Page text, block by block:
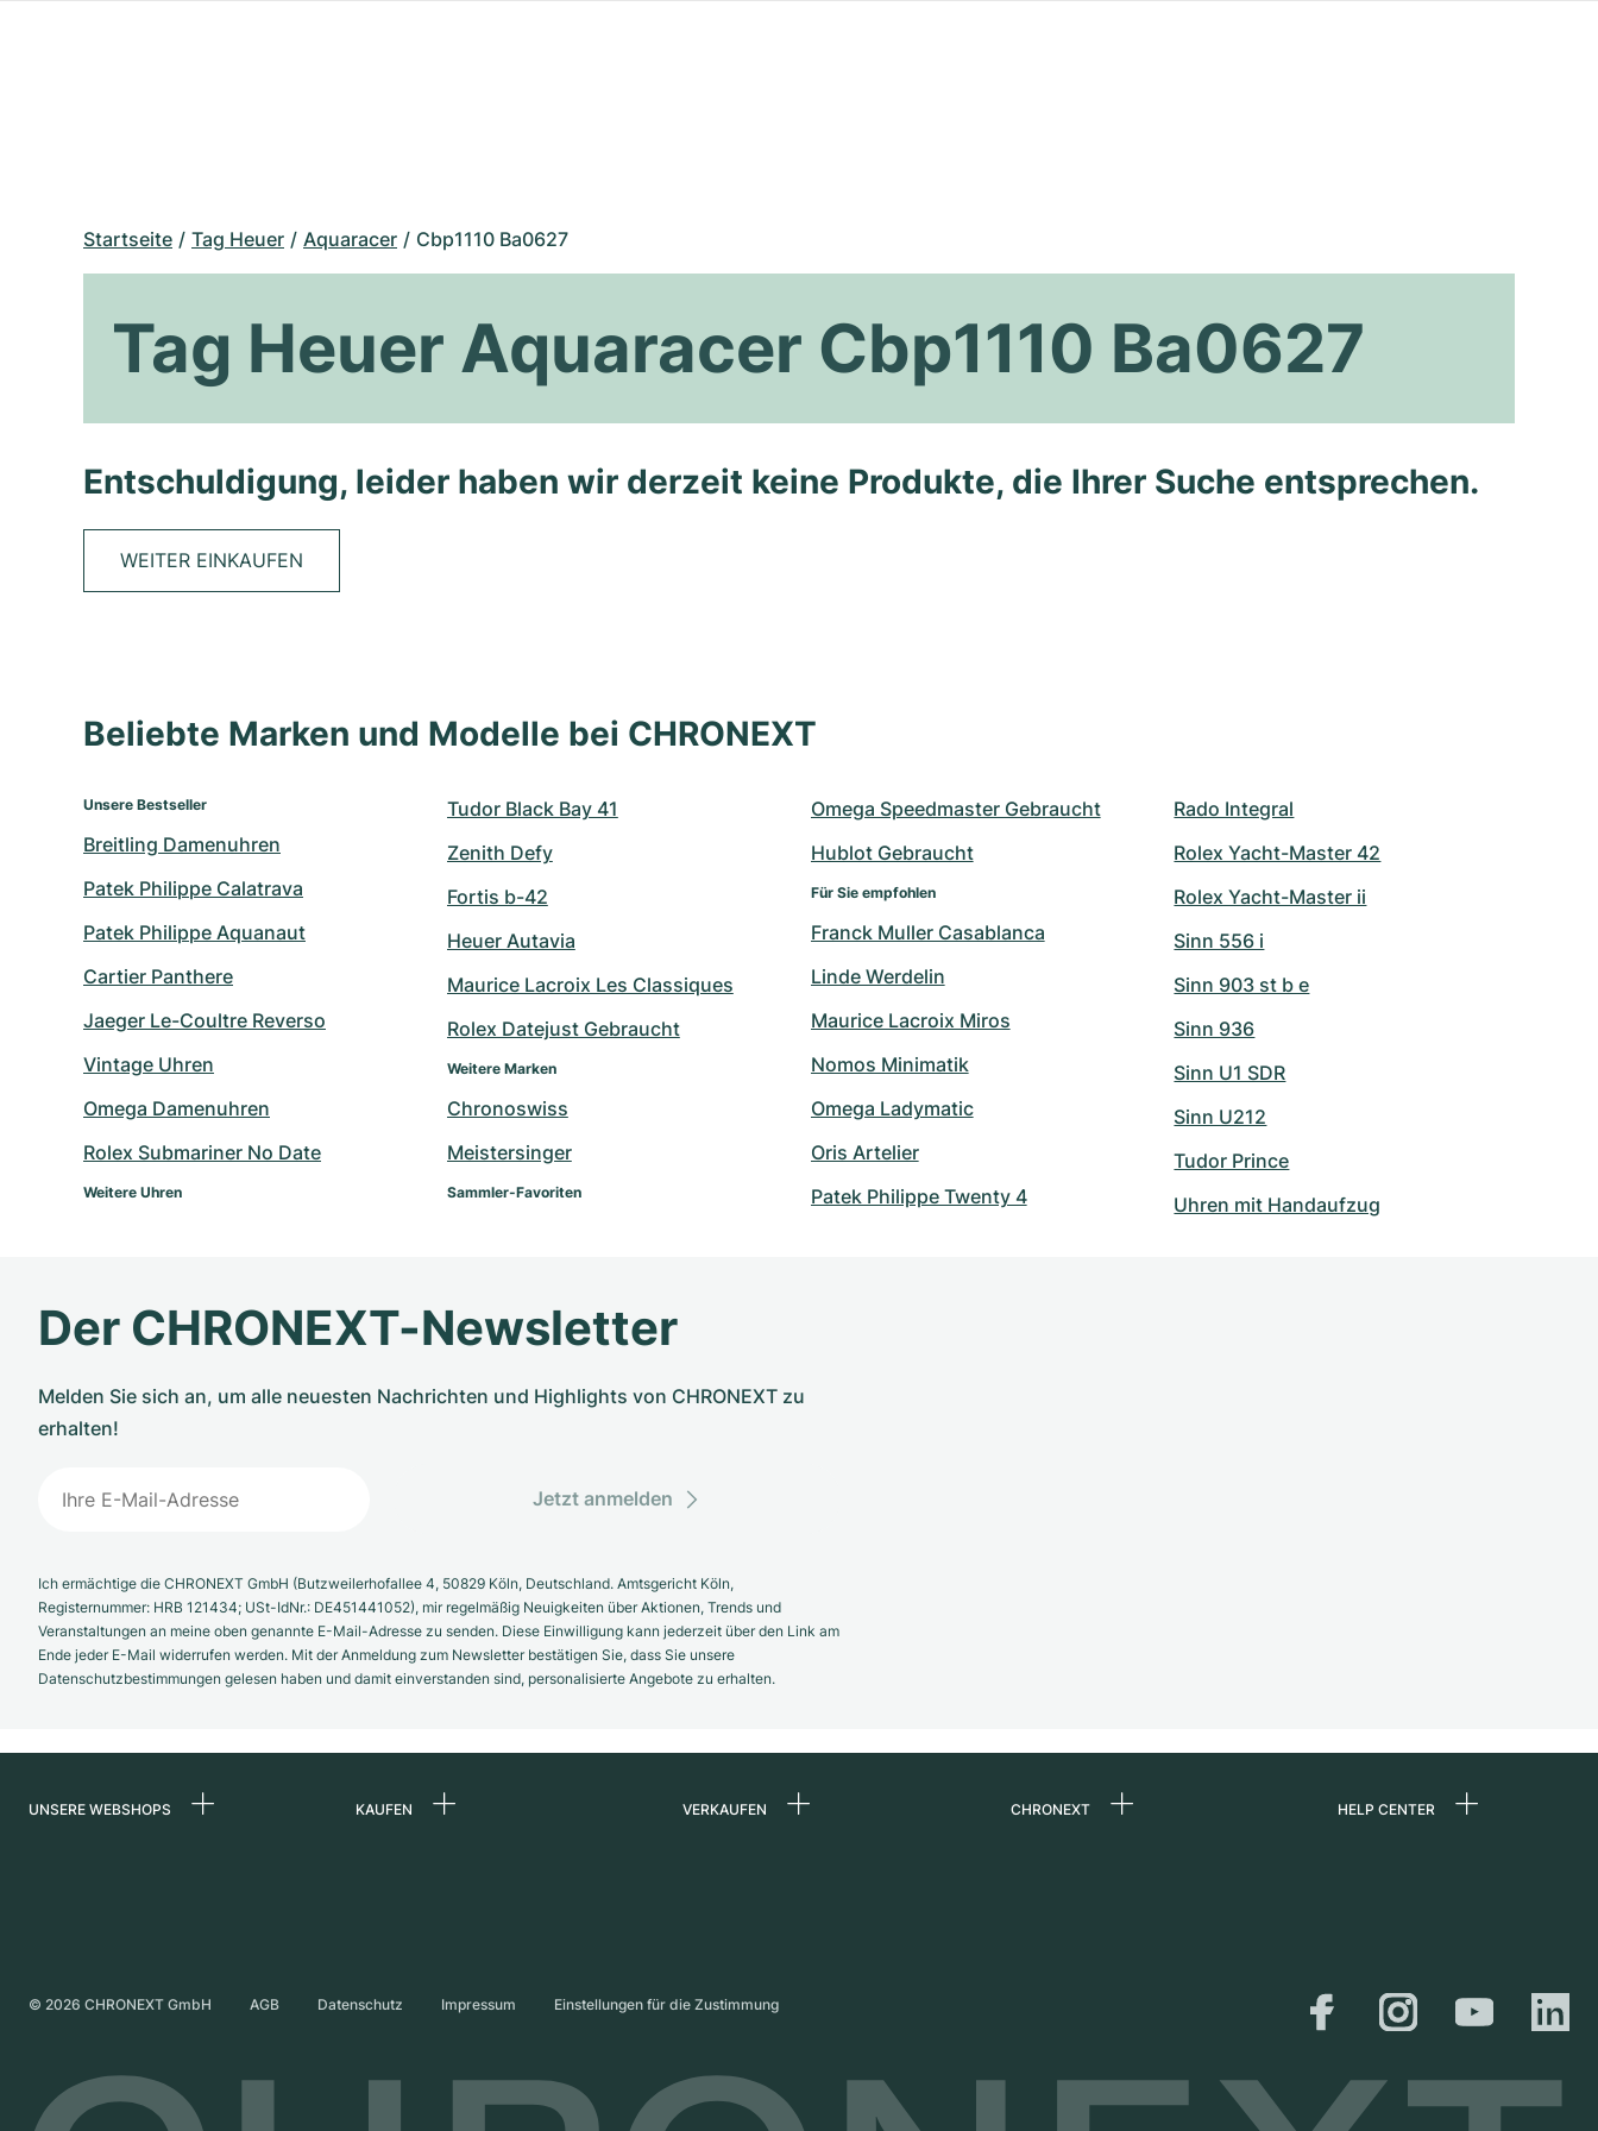
Startseite Tag Heuer Aquaracer Cbp1110 Ba0627
Tag Heuer Aquaracer Cbp1110 Ba0627
Entschuldigung, leider haben wir derzeit keine Produkte, die Ihrer Suche entsprechen.
WEITER EINKAUFEN
Beliebte Marken und Modelle bei CHRONEXT
Unsere Bestseller
Breitling Damenuhren
Patek Philippe Calatrava
Patek Philippe Aquanaut
Cartier Panthere
Jaeger Le-Coultre Reverso
Vintage Uhren
Omega Damenuhren
Rolex Submariner No Date
Weitere Uhren
Tudor Black Bay 41
Zenith Defy
Fortis b-42
Heuer Autavia
Maurice Lacroix Les Classiques
Rolex Datejust Gebraucht
Weitere Marken
Chronoswiss
Meistersinger
Sammler-Favoriten
Omega Speedmaster Gebraucht
Hublot Gebraucht
Für Sie empfohlen
Franck Muller Casablanca
Linde Werdelin
Maurice Lacroix Miros
Nomos Minimatik
Omega Ladymatic
Oris Artelier
Patek Philippe Twenty 4
Rado Integral
Rolex Yacht-Master 42
Rolex Yacht-Master ii
Sinn 556 i
Sinn 903 st b e
Sinn 936
Sinn U1 SDR
Sinn U212
Tudor Prince
Uhren mit Handaufzug
Der CHRONEXT-Newsletter
Melden Sie sich an, um alle neuesten Nachrichten und Highlights von CHRONEXT zu
erhalten!
Jetzt anmelden
Ich ermächtige die CHRONEXT GmbH (Butzweilerhofallee 4, 50829 Köln, Deutschland. Amtsgericht Köln,
Registernummer: HRB 121434; USt-IdNr.: DE451441052), mir regelmäßig Neuigkeiten über Aktionen, Trends und
Veranstaltungen an meine oben genannte E-Mail-Adresse zu senden. Diese Einwilligung kann jederzeit über den Link am
Ende jeder E-Mail widerrufen werden. Mit der Anmeldung zum Newsletter bestätigen Sie, dass Sie unsere
Datenschutzbestimmungen gelesen haben und damit einverstanden sind, personalisierte Angebote zu erhalten.
UNSERE WEBSHOPS
Vereinigtes Königreich
KAUFEN VERKAUFEN CHRONEXT HELP CENTER
Versand &
Rückgaberecht
© 2026 CHRONEXT GmbH AGB Datenschutz Impressum Einstellungen für die Zustimmung